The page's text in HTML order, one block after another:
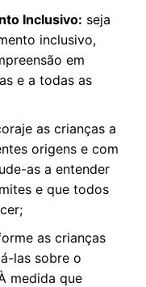
Inclusivo: seja
inclusivo,
em
e a todas as
as crianças a
origens e com
as a entender
e que todos
as crianças
las sobre o
medida que